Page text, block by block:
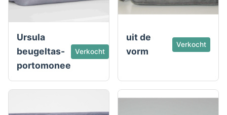
Ursula
beugeltas-
portomonee
Verkocht
uit de
vorm
Verkocht